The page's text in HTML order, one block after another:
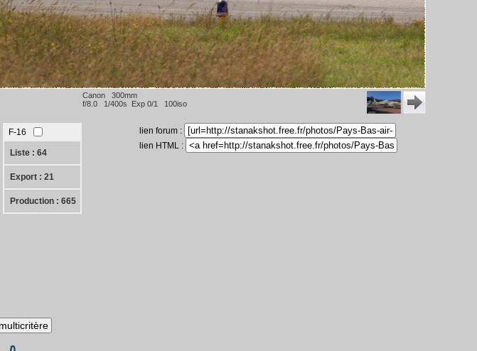
Canon 300mm
f/8.0 1/400s Exp 0/1 100iso
F-16
Liste : 64
Export : 21
Production : 665
lien forum :
lien HTML :